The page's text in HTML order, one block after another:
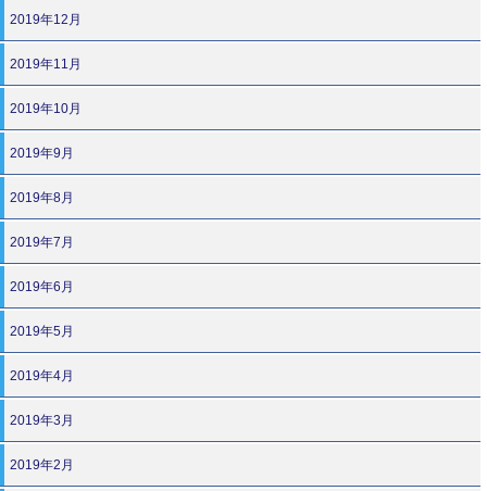
2019年12月
2019年11月
2019年10月
2019年9月
2019年8月
2019年7月
2019年6月
2019年5月
2019年4月
2019年3月
2019年2月